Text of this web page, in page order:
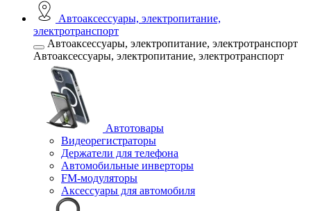
Автоаксессуары, электропитание,
электротранспорт
Автоаксессуары, электропитание, электротранспорт
Автоаксессуары, электропитание, электротранспорт
Автотовары
Видеорегистраторы
Держатели для телефона
Автомобильные инверторы
FM-модуляторы
Аксессуары для автомобиля